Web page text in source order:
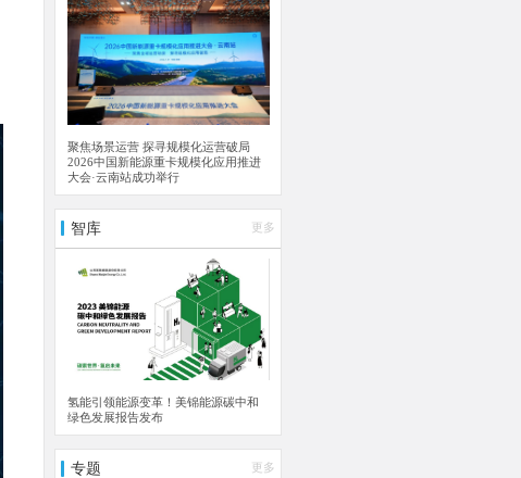
聚焦场景运营 探寻规模化运营破局
2026中国新能源重卡规模化应用推进
大会·云南站成功举行
智库 更多
氢能引领能源变革！美锦能源碳中和
绿色发展报告发布
专题 更多